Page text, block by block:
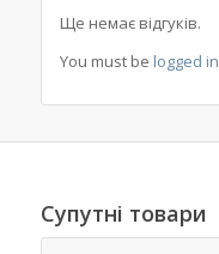
Ще немає відгуків.
You must be logged in
Супутні товари